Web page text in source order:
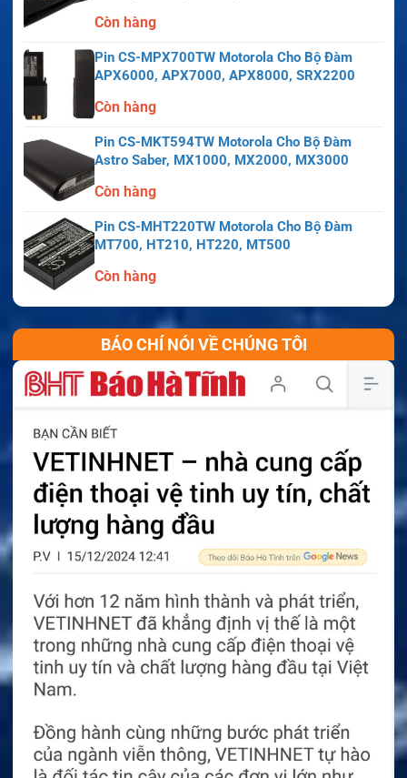
Còn hàng
Pin CS-MPX700TW Motorola Cho Bộ Đàm
APX6000, APX7000, APX8000, SRX2200
Còn hàng
Pin CS-MKT594TW Motorola Cho Bộ Đàm
Astro Saber, MX1000, MX2000, MX3000
Còn hàng
Pin CS-MHT220TW Motorola Cho Bộ Đàm
MT700, HT210, HT220, MT500
Còn hàng
BÁO CHÍ NÓI VỀ CHÚNG TÔI